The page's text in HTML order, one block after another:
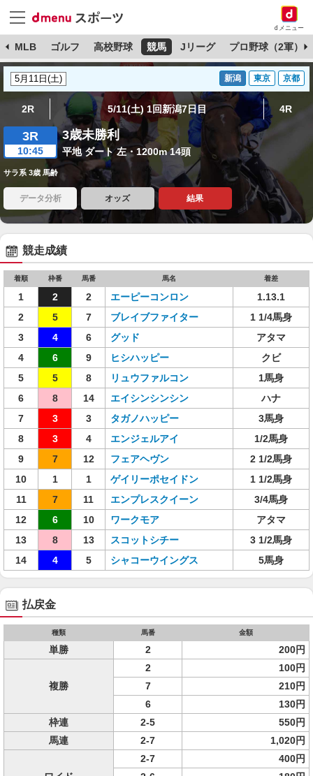
dメニュー
MLB ゴルフ 高校野球 競馬 Jリーグ プロ野球（2軍）
新潟 東京 京都
2R 5/11(土) 1回新潟7日目 4R
3R
10:45
3歳未勝利
平地 ダート 左・1200m 14頭
サラ系 3歳 馬齢
データ分析 オッズ 結果
競走成績
着順 枠番 馬番 馬名 着差
1 2 2 エーピーコンロン
1.13.1
2
5 7 ブレイブファイター
1 1/4馬身
3
4 6 グッド
アタマ
4
6 9 ヒシハッピー
クビ
5
5 8 リュウファルコン
1馬身
6
8 14 エイシンシンシン
ハナ
7
3 3 タガノハッピー
3馬身
8
3 4 エンジェルアイ
1/2馬身
9
7 12 フェアヘヴン
2 1/2馬身
10
1 1 ゲイリーポセイドン
1 1/2馬身
11
7 11 エンプレスクイーン
3/4馬身
12
6 10 ワークモア
アタマ
13
8 13 スコットシチー
3 1/2馬身
14
4 5 シャコーウイングス 5馬身
払戻金
種類 馬番 金額
単勝 2 200円
複勝
2
100円
7
210円
6
130円
枠連
2-5
550円
馬連
2-7 1,020円
2-7
400円